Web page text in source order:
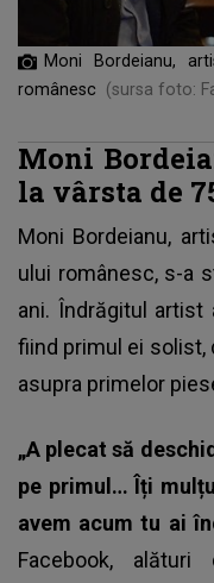
Moni Bordeianu,
românesc
(sursa foto:
Moni
la vârsta de
Moni Bordeianu,
ului românesc, s-a
ani. Îndrăgitul
fiind primul ei solist,
asupra primelor
„A plecat să
pe primul… Îți
avem acum tu ai
Facebook,